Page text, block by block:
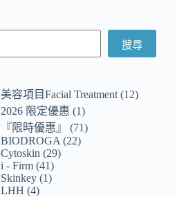
搜尋
美容項目Facial Treatment 12
2026 限定優惠
1
『限時優惠』
71
BIODROGA
22
Cytoskin
29
i - Firm 41
Skinkey 1
LHH 4